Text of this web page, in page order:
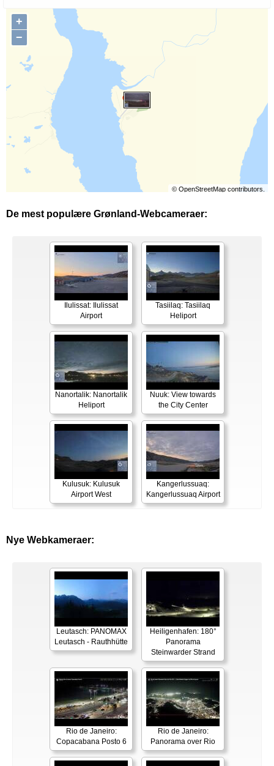
+
−
© OpenStreetMapcontributors.
De mest populære Grønland-Webcameraer:
Ilulissat: Ilulissat
Airport
Tasiilaq: Tasiilaq
Heliport
Nanortalik: Nanortalik
Heliport
Nuuk: View towards
the City Center
Kulusuk: Kulusuk
Airport West
Kangerlussuaq:
Kangerlussuaq Airport
Nye Webkameraer:
Leutasch: PANOMAX
Leutasch - Rauthhütte
Heiligenhafen: 180°
Panorama
Steinwarder Strand
Rio de Janeiro:
Copacabana Posto 6
Rio de Janeiro:
Panorama over Rio